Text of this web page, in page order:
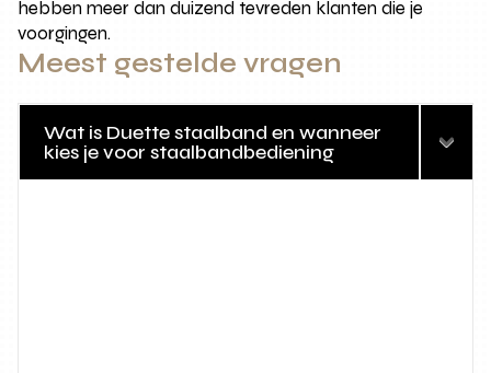
hebben meer dan duizend tevreden klanten die je
voorgingen.
Meest gestelde vragen
Wat is Duette staalband en wanneer
kies je voor staalbandbediening